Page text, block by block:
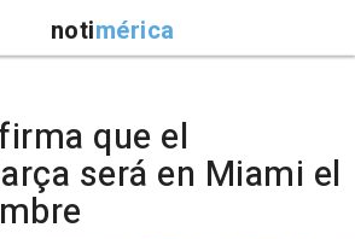
notimérica
que el
será en Miami el